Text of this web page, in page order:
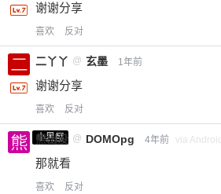
谢谢分享
喜欢 反对
二丫丫 @ 玄墨 1年前
谢谢分享
喜欢 反对
小黑屋
熊出没 @ DOMOpg 4年前 via Android
那就看
喜欢 反对